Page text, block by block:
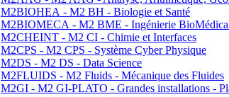
M2BIOHEA - M2 BH - Biologie et Santé
M2BIOMECA - M2 BME - Ingénierie
M2CHEINT - M2 CI - Chimie et Interfaces
M2CPS - M2 CPS - Système Cyber Physique
M2DS - M2 DS - Data Science
M2FLUIDS - M2 Fluids - Mécanique des Fluides
M2GI - M2 GI-PLATO - Grandes installations -